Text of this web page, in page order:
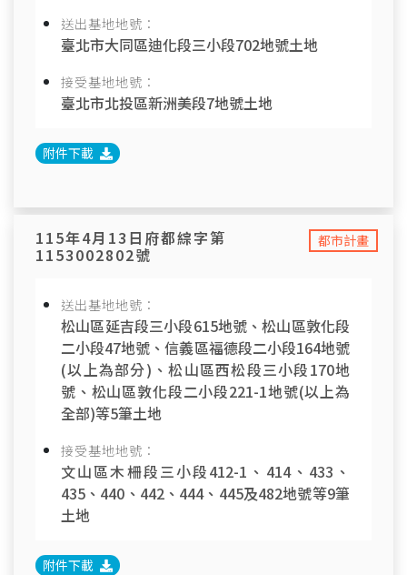
送出基地地號：
臺北市大同區迪化段三小段702地號土地
接受基地地號：
臺北市北投區新洲美段7地號土地
附件下載
都市計畫
115年4月13日府都綜字第
1153002802號
送出基地地號：
松山區延吉段三小段615地號、松山區敦化段
二小段47地號、信義區福德段二小段164地號
(以上為部分)、松山區西松段三小段170地
號、松山區敦化段二小段221-1地號(以上為
全部)等5筆土地
接受基地地號：
文山區木柵段三小段412-1、414、433、
435、440、442、444、445及482地號等9筆
土地
附件下載